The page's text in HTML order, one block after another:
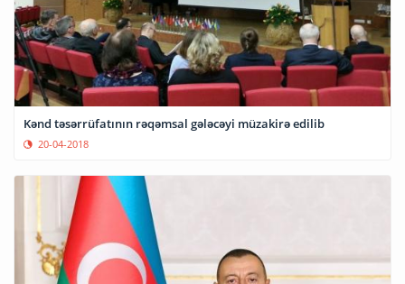
Kənd təsərrüfatının rəqəmsal gələcəyi müzakirə edilib
20-04-2018